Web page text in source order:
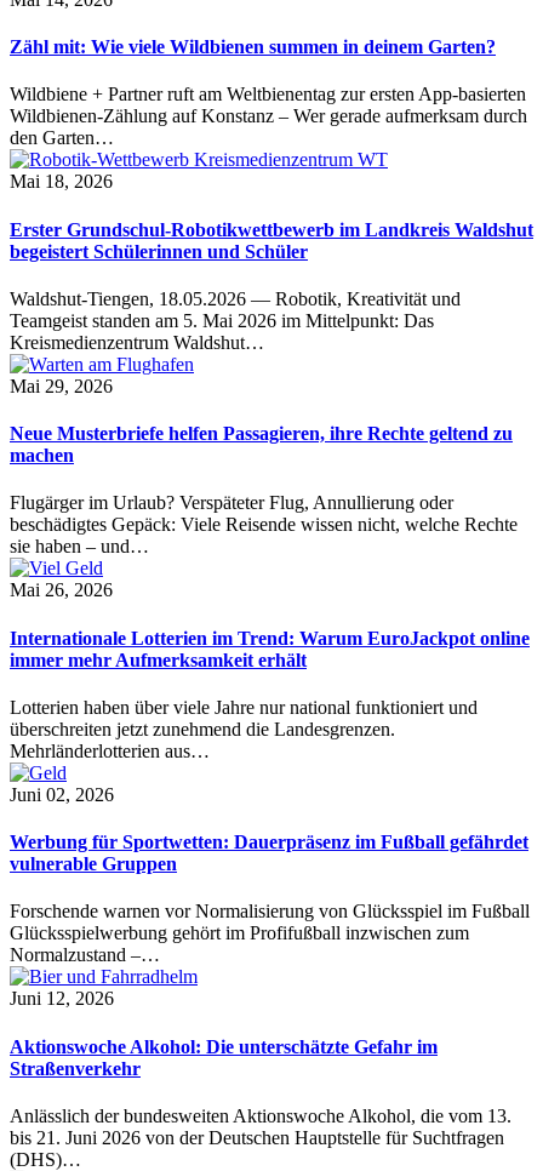
Zähl mit: Wie viele Wildbienen summen in deinem Garten?
Wildbiene + Partner ruft am Weltbienentag zur ersten App-basierten
Wildbienen-Zählung auf Konstanz – Wer gerade aufmerksam durch
den Garten…
Mai 18, 2026
Erster Grundschul-Robotikwettbewerb im Landkreis Waldshut
begeistert Schülerinnen und Schüler
Waldshut-Tiengen, 18.05.2026 — Robotik, Kreativität und
Teamgeist standen am 5. Mai 2026 im Mittelpunkt: Das
Kreismedienzentrum Waldshut…
Mai 29, 2026
Neue Musterbriefe helfen Passagieren, ihre Rechte geltend zu
machen
Flugärger im Urlaub? Verspäteter Flug, Annullierung oder
beschädigtes Gepäck: Viele Reisende wissen nicht, welche Rechte
sie haben – und…
Mai 26, 2026
Internationale Lotterien im Trend: Warum EuroJackpot online
immer mehr Aufmerksamkeit erhält
Lotterien haben über viele Jahre nur national funktioniert und
überschreiten jetzt zunehmend die Landesgrenzen.
Mehrländerlotterien aus…
Juni 02, 2026
Werbung für Sportwetten: Dauerpräsenz im Fußball gefährdet
vulnerable Gruppen
Forschende warnen vor Normalisierung von Glücksspiel im Fußball
Glücksspielwerbung gehört im Profifußball inzwischen zum
Normalzustand –…
Juni 12, 2026
Aktionswoche Alkohol: Die unterschätzte Gefahr im
Straßenverkehr
Anlässlich der bundesweiten Aktionswoche Alkohol, die vom 13.
bis 21. Juni 2026 von der Deutschen Hauptstelle für Suchtfragen
(DHS)…